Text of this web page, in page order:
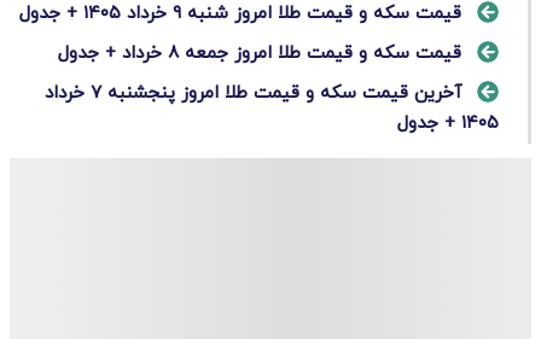
قیمت سکه و قیمت طلا امروز شنبه ۹ خرداد ۱۴۰۵ + جدول
قیمت سکه و قیمت طلا امروز جمعه 8 خرداد + جدول
آخرین قیمت سکه و قیمت طلا امروز پنجشنبه ۷ خرداد
۱۴۰۵ + جدول